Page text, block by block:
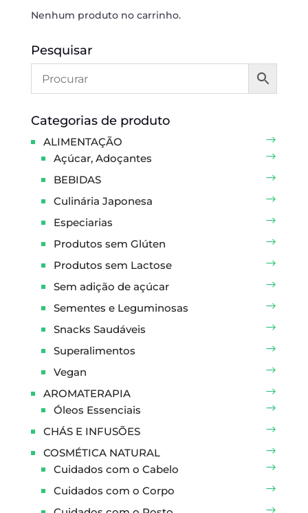
Nenhum produto no carrinho.
Pesquisar
Categorias de produto
ALIMENTAÇÃO
Açúcar, Adoçantes
BEBIDAS
Culinária Japonesa
Especiarias
Produtos sem Glúten
Produtos sem Lactose
Sem adição de açúcar
Sementes e Leguminosas
Snacks Saudáveis
Superalimentos
Vegan
AROMATERAPIA
Óleos Essenciais
CHÁS E INFUSÕES
COSMÉTICA NATURAL
Cuidados com o Cabelo
Cuidados com o Corpo